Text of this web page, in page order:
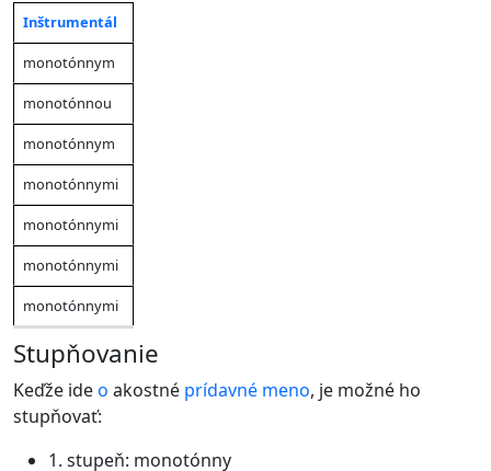
Inštrumentál
monotónnym
monotónnou
monotónnym
monotónnymi
monotónnymi
monotónnymi
monotónnymi
Stupňovanie
Keďže ideo akostné prídavné meno, je možné ho
stupňovať:
1. stupeň: monotónny